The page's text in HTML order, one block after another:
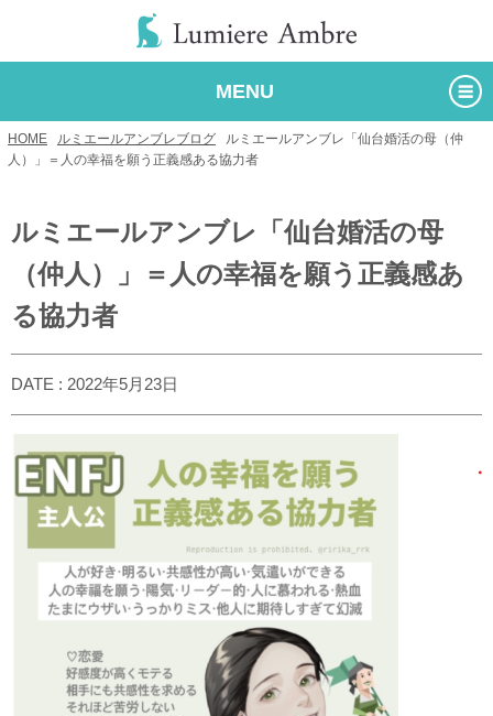
MENU
HOME ルミエールアンブレブログ
ルミエールアンブレ「仙台婚活の母（仲
人）」＝人の幸福を願う正義感ある協力者
ルミエールアンブレ「仙台婚活の母
（仲人）」＝人の幸福を願う正義感あ
る協力者
DATE : 2022年5月23日